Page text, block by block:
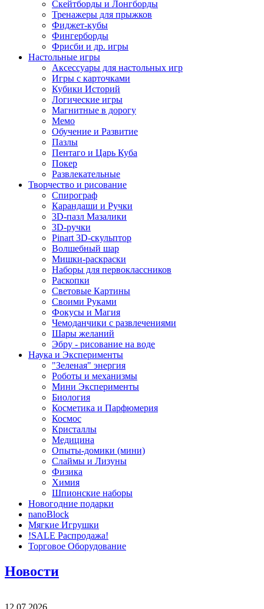
Скейтборды и Лонгборды
Тренажеры для прыжков
Фиджет-кубы
Фингерборды
Фрисби и др. игры
Настольные игры
Аксессуары для настольных игр
Игры с карточками
Кубики Историй
Логические игры
Магнитные в дорогу
Мемо
Обучение и Развитие
Пазлы
Пентаго и Царь Куба
Покер
Развлекательные
Творчество и рисование
Спирограф
Карандаши и Ручки
3D-пазл Мазалики
3D-ручки
Pinart 3D-скульптор
Волшебный шар
Мишки-раскраски
Наборы для первоклассников
Раскопки
Световые Картины
Своими Руками
Фокусы и Магия
Чемоданчики с развлечениями
Шары желаний
Эбру - рисование на воде
Наука и Эксперименты
"Зеленая" энергия
Роботы и механизмы
Мини Эксперименты
Биология
Косметика и Парфюмерия
Космос
Кристаллы
Медицина
Опыты-домики (мини)
Слаймы и Лизуны
Физика
Химия
Шпионские наборы
Новогодние подарки
nanoBlock
Мягкие Игрушки
!SALE Распродажа!
Торговое Оборудование
Новости
12.07.2026